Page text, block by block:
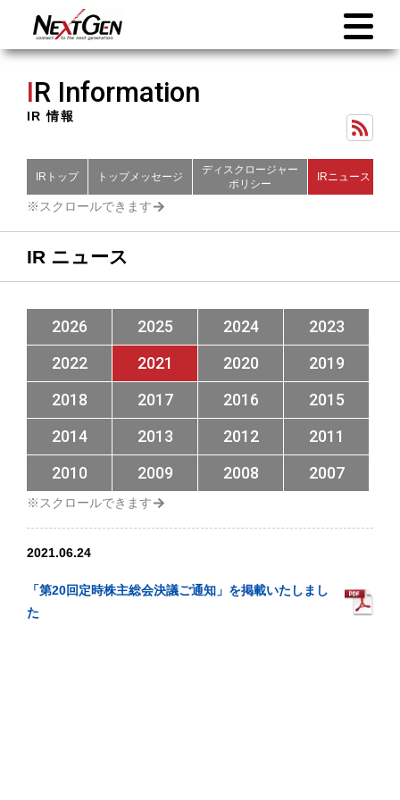
IR Information
IR 情報
IRトップ トップメッセージ
ディスクロージャー
ポリシー
IRニュース
IR ニュース
2026 2025 2024
2023
2022
2021 2020
2019
2018
2017 2016
2015
2014
2013 2012
2011
2010
2009 2008 2007
2021.06.24
「第20回定時株主総会決議ご通知」を掲載いたしまし
た